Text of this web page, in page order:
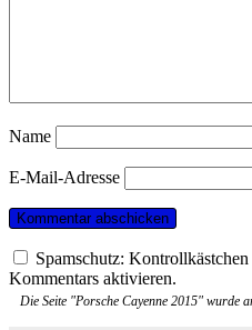
Name
E-Mail-Adresse
Spamschutz:
Kommentars aktivieren.
Die Seite "Porsche Cayenne 2015" wurde